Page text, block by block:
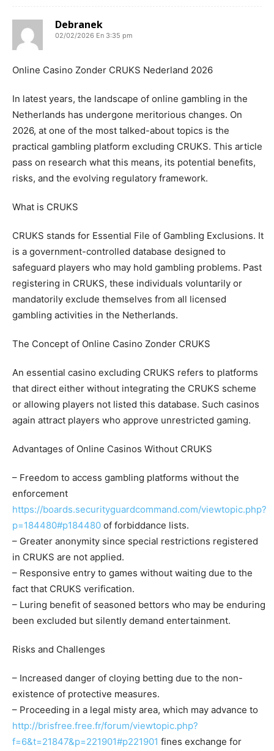
Debranek
02/02/2026 En 3:35 pm
Online Casino Zonder CRUKS Nederland 2026
In latest years, the landscape of online gambling in the
Netherlands has undergone meritorious changes. On
2026, at one of the most talked-about topics is the
practical gambling platform excluding CRUKS. This article
pass on research what this means, its potential benefits,
risks, and the evolving regulatory framework.
What is CRUKS
CRUKS stands for Essential File of Gambling Exclusions. It
is a government-controlled database designed to
safeguard players who may hold gambling problems. Past
registering in CRUKS, these individuals voluntarily or
mandatorily exclude themselves from all licensed
gambling activities in the Netherlands.
The Concept of Online Casino Zonder CRUKS
An essential casino excluding CRUKS refers to platforms
that direct either without integrating the CRUKS scheme
or allowing players not listed this database. Such casinos
again attract players who approve unrestricted gaming.
Advantages of Online Casinos Without CRUKS
– Freedom to access gambling platforms without the
enforcement
https://boards.securityguardcommand.com/viewtopic.php?
p=184480#p184480 of forbiddance lists.
– Greater anonymity since special restrictions registered
in CRUKS are not applied.
– Responsive entry to games without waiting due to the
fact that CRUKS verification.
– Luring benefit of seasoned bettors who may be enduring
been excluded but silently demand entertainment.
Risks and Challenges
– Increased danger of cloying betting due to the non-
existence of protective measures.
– Proceeding in a legal misty area, which may advance to
http://brisfree.free.fr/forum/viewtopic.php?
f=6&t=21847&p=221901#p221901 fines exchange for